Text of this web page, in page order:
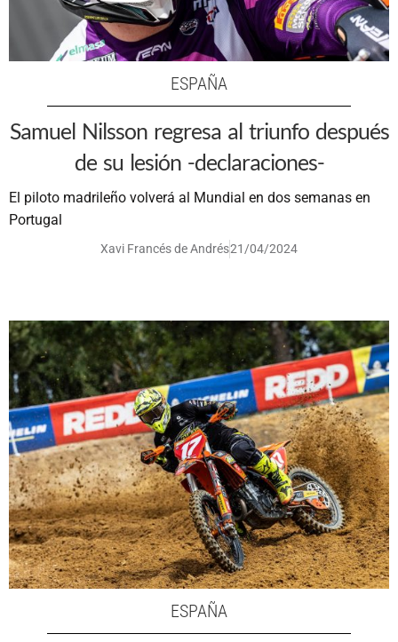
ESPAÑA
Samuel Nilsson regresa al triunfo después
de su lesión -declaraciones-
El piloto madrileño volverá al Mundial en dos semanas en
Portugal
Xavi Francés de Andrés21/04/2024
ESPAÑA